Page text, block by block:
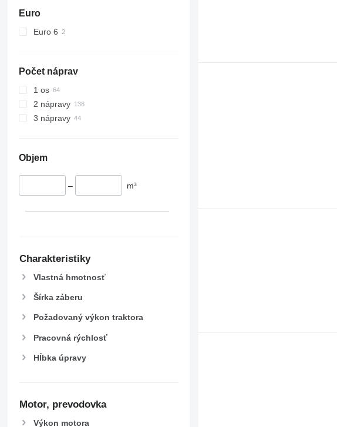
Euro
Euro 6
Počet náprav
1 os
2 nápravy
3 nápravy
Objem
– m³
Charakteristiky
Vlastná hmotnosť
Šírka záberu
Požadovaný výkon traktora
Pracovná rýchlosť
Hĺbka úpravy
Motor, prevodovka
Výkon motora